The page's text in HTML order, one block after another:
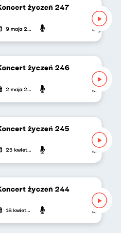
życzeń 247
9 maja 2026 Olga
życzeń 246
2 maja 2026 Maria
życzeń 245
25 kwietnia 2026 Maria
życzeń 244
18 kwietnia 2026 Marek